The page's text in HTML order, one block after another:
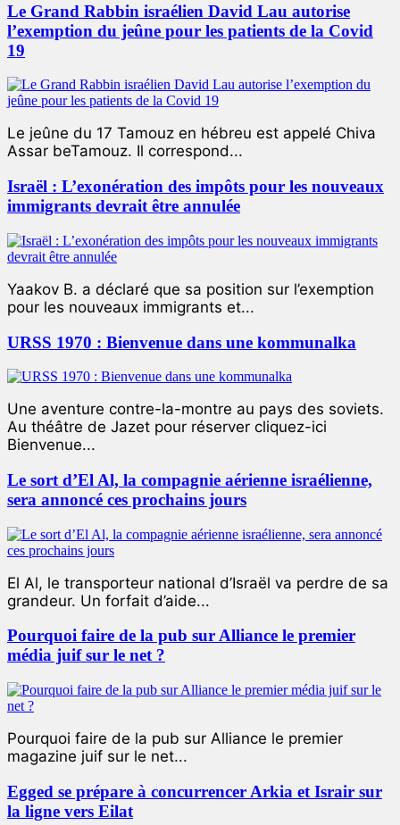
Le Grand Rabbin israélien David Lau autorise
l’exemption du jeûne pour les patients de la Covid
19
Le jeûne du 17 Tamouz en hébreu est appelé Chiva
Assar beTamouz. Il correspond...
Israël : L’exonération des impôts pour les nouveaux
immigrants devrait être annulée
Yaakov B. a déclaré que sa position sur l’exemption
pour les nouveaux immigrants et...
URSS 1970 : Bienvenue dans une kommunalka
Une aventure contre-la-montre au pays des soviets.
Au théâtre de Jazet pour réserver cliquez-ici
Bienvenue...
Le sort d’El Al, la compagnie aérienne israélienne,
sera annoncé ces prochains jours
El Al, le transporteur national d’Israël va perdre de sa
grandeur. Un forfait d’aide...
Pourquoi faire de la pub sur Alliance le premier
média juif sur le net ?
Pourquoi faire de la pub sur Alliance le premier
magazine juif sur le net...
Egged se prépare à concurrencer Arkia et Israir sur
la ligne vers Eilat